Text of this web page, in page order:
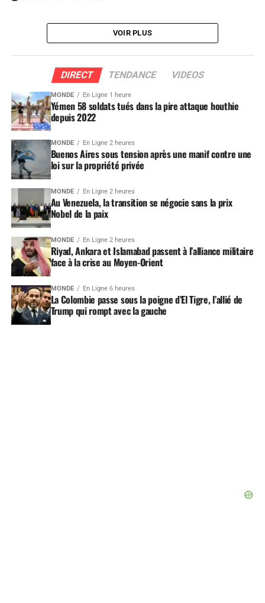
VOIR PLUS
DIRECT TENDANCE VIDEOS
MONDE En Ligne 1 heure
Yémen 58 soldats tués dans la pire attaque houthie
depuis 2022
MONDE En Ligne 2 heures
Buenos Aires sous tension après une manif contre une
loi sur la propriété privée
MONDE En Ligne 2 heures
Au Venezuela, la transition se négocie sans la prix
Nobel de la paix
MONDE En Ligne 2 heures
Riyad, Ankara et Islamabad passent à l’alliance militaire
face à la crise au Moyen-Orient
MONDE En Ligne 6 heures
La Colombie passe sous la poigne d’El Tigre, l’allié de
Trump qui rompt avec la gauche